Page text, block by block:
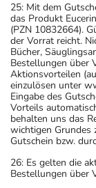
25: Mit dem
das Produkt
(PZN 10832664).
der Vorrat reicht.
Bücher,
Bestellungen über
Aktionsvorteilen
einzulösen unter
Eingabe des
Vorteils
behalten uns das
wichtigen Grundes
Gutschein bzw.
26: Es gelten die
Bestellungen über